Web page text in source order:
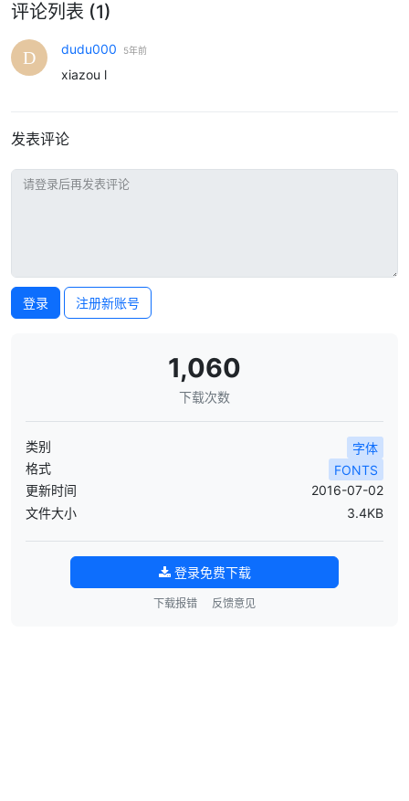
评论列表 (1)
dudu000 5年前
xiazou l
发表评论
登录 注册新账号
1,060
下载次数
类别
字体
格式
FONTS
更新时间
2016-07-02
文件大小
3.4KB
登录免费下载
下载报错 反馈意见